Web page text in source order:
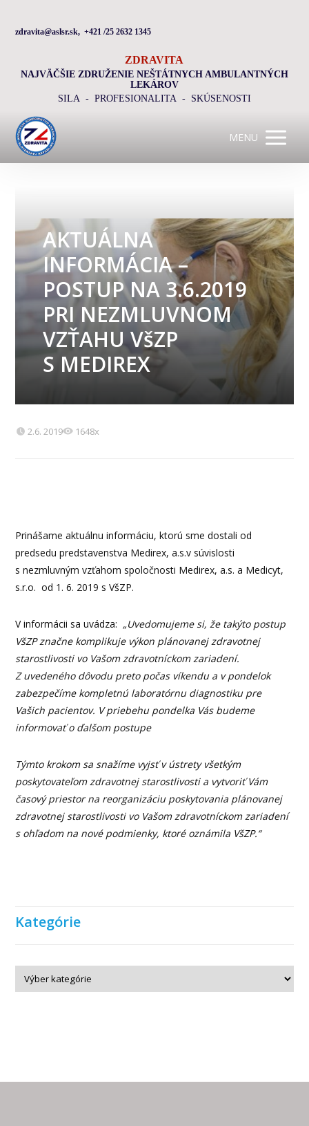
zdravita@aslsr.sk, +421 /25 2632 1345
ZDRAVITA
NAJVÄČŠIE ZDRUŽENIE NEŠTÁTNYCH AMBULANTNÝCH
LEKÁROV
SILA - PROFESIONALITA - SKÚSENOSTI
MENU
AKTUÁLNA
INFORMÁCIA –
POSTUP NA 3.6.2019
PRI NEZMLUVNOM
VZŤAHU VšZP
S MEDIREX
2.6. 2019 1648x
Prinášame aktuálnu informáciu, ktorú sme dostali od
predsedu predstavenstva Medirex, a.s.v súvislosti
s nezmluvným vzťahom spoločnosti Medirex, a.s. a Medicyt,
s.r.o. od 1. 6. 2019 s VšZP.
V informácii sa uvádza: „Uvedomujeme si, že takýto postup
VšZP značne komplikuje výkon plánovanej zdravotnej
starostlivosti vo Vašom zdravotníckom zariadení.
Z uvedeného dôvodu preto počas víkendu a v pondelok
zabezpečíme kompletnú laboratórnu diagnostiku pre
Vašich pacientov. V priebehu pondelka Vás budeme
informovať o ďalšom postupe
Týmto krokom sa snažíme vyjsť v ústrety všetkým
poskytovateľom zdravotnej starostlivosti a vytvoriť Vám
časový priestor na reorganizáciu poskytovania plánovanej
zdravotnej starostlivosti vo Vašom zdravotníckom zariadení
s ohľadom na nové podmienky, ktoré oznámila VšZP.“
Kategórie